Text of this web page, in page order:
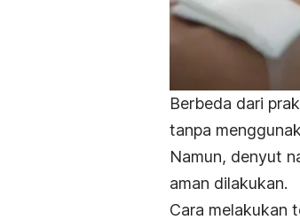
Berbeda dari
tanpa
Namun, denyut
aman dilakukan.
Cara melakukan